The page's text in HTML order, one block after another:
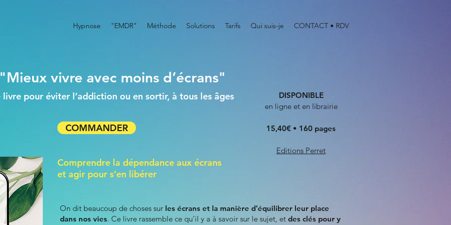
Hypnose "EMDR" Méthode Solutions Tarifs Qui suis-je CONTACT • RDV
vivre avec moins d’écrans"
livre pour éviter l’addiction ou en sortir, à tous les âges
DISPONIBLE
en ligne et en librairie
15,40€ • 160 pages
Editions Perret
Comprendre la dépendance aux écrans
et agir pour s’en libérer
On dit beaucoup de choses sur les écrans et la manière d’équilibrer leur place
dans nos vies. Ce livre rassemble ce qu’il y a à savoir sur le sujet, et des clés pour y
COMMANDER